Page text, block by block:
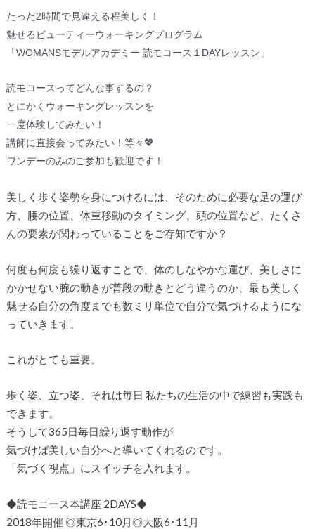
たった2時間で見違える程美しく！
魅せるビューティーウォーキングプログラム
「WOMANSモデルアカデミー 読モコース１DAYレッスン」
読モコースってどんな事するの？
とにかくウォーキングレッスンを
一度体験してみたい！
講師に直接会ってみたい！等々💖
ワンデーのみのご参加も歓迎です！
美しく歩く姿勢を身につけるには、そのために必要な足の運び
方、腰の位置、体重移動のタイミング、頭の位置など、たくさ
んの要素が関わっていることをご存知ですか？
何度も何度も繰り返すことで、体のしなやかな運び、美しさに
かかせない腕の動きが普段の動きとどう違うのか、最も美しく
魅せる自分の角度までも数ミリ単位で自分で気づけるようにな
っていきます。
これがとても重要。
歩く姿、立つ姿、それは毎日 私たちの生活の中で練習も実践も
できます。
そうして365日毎日繰り返す動作が
気づけば美しい自分へと導いてくれるのです。
「気づく視点」にスイッチを入れます。
◆読モコース本講座 2DAYS◆
2018年開催 ◎東京6･10月◎大阪6･11月